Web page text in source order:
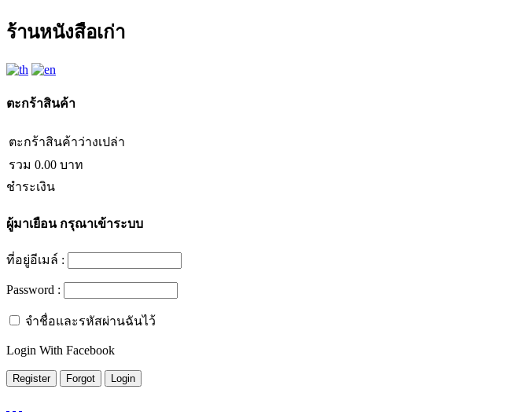
ร้านหนังสือเก่า
ตะกร้าสินค้า
ตะกร้าสินค้าว่างเปล่า
รวม 0.00 บาท
ชำระเงิน
ผู้มาเยือนกรุณาเข้าระบบ
ที่อยู่อีเมล์ :
Password :
จำชื่อและรหัสผ่านฉันไว้
Login With Facebook